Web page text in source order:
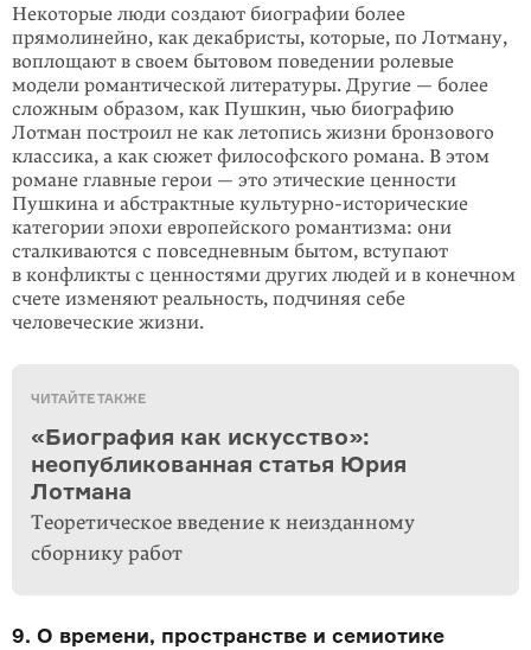
Некоторые люди создают биографии более
прямолинейно, как декабристы, которые, по Лотману,
воплощают в своем бытовом поведении ролевые
модели романтической литературы. Другие — более
сложным образом, как Пушкин, чью биографию
Лотман построил не как летопись жизни бронзового
классика, а как сюжет философского романа. В этом
романе главные герои — это этиче­ские ценности
Пушкина и абстрактные культурно-исторические
категории эпохи европейского романтизма: они
сталкиваются с повседневным бытом, вступают
в конфликты с ценностями других людей и в конечном
счете изме­няют реальность, подчиняя себе
человеческие жизни.
ЧИТАЙТЕ ТАКЖЕ
«Биография как искусство»:
неопубликованная статья Юрия
Лотмана
Теоретическое введение к неизданному
сборнику работ
9. О времени, пространстве и семиотике